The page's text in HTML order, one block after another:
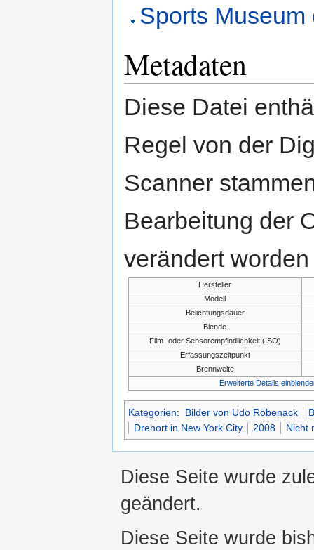
Sports Museum
Metadaten
Diese Datei
Regel von der
Scanner
Bearbeitung der
verändert
Hersteller
Modell
Belichtungsdauer
Blende
Film- oder Sensorempfindlichkeit (ISO)
Erfassungszeitpunkt
Brennweite
Erweiterte Details
Kategorien: Bilder von Udo Röbenack
Drehort in New York City
2008 Nicht
Diese Seite wurde
geändert.
Diese Seite wurde